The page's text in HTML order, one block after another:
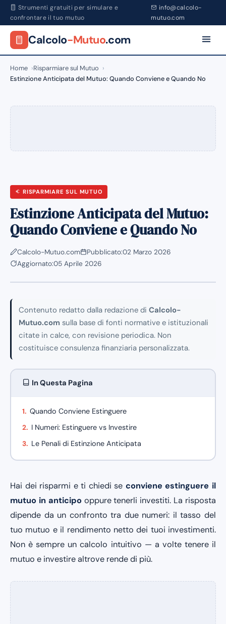
Strumenti gratuiti per simulare e
confrontare il tuo mutuo
info@calcolo-
mutuo.com
Calcolo-Mutuo.com
Home
Risparmiare sul Mutuo
Estinzione Anticipata del Mutuo: Quando Conviene e Quando No
RISPARMIARE SUL MUTUO
Estinzione Anticipata del Mutuo:
Quando Conviene e Quando No
Calcolo-Mutuo.com Pubblicato:02 Marzo 2026
Aggiornato:05 Aprile 2026
Contenuto redatto dalla redazione di Calcolo-
Mutuo.com sulla base di fonti normative e istituzionali
citate in calce, con revisione periodica. Non
costituisce consulenza finanziaria personalizzata.
In Questa Pagina
Quando Conviene Estinguere
I Numeri: Estinguere vs Investire
Le Penali di Estinzione Anticipata
Hai dei risparmi e ti chiedi se conviene estinguere il
mutuo in anticipo oppure tenerli investiti. La risposta
dipende da un confronto tra due numeri: il tasso del
tuo mutuo e il rendimento netto dei tuoi investimenti.
Non è sempre un calcolo intuitivo — a volte tenere il
mutuo e investire altrove rende di più.